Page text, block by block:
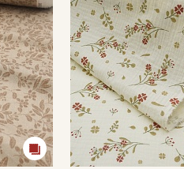
Мы публикуем здесь
промокоды и скидки до
категории
Электронная почта